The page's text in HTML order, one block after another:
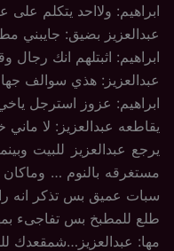
ابراهيم: ولااحد يتكلم على
عبدالعزيز بضيق: جايبني
ابراهيم: اثبتلهم انك رجال
عبدالعزيز: هذي سوالف
ابراهيم: عزوز استرجل
يقاطعه عبدالعزيز: لا
يرجع عبدالعزيز للبيت
مستغرقه بالنوم …
سبات عميق بس تذكر انه
طلع للمطبخ بس تفاجىء
مها: عبدالعزيز…شمقعدك